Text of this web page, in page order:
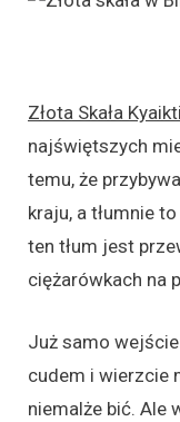
Złota Skała
najświętszych
temu, że
kraju, a tłumnie
ten tłum jest
ciężarówkach na
Już samo
cudem i wierzcie
niemalże bić. Ale